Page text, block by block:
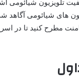
تلویزیون شیائومی
های شیائومی آگاهد
مطرح کنید تا در